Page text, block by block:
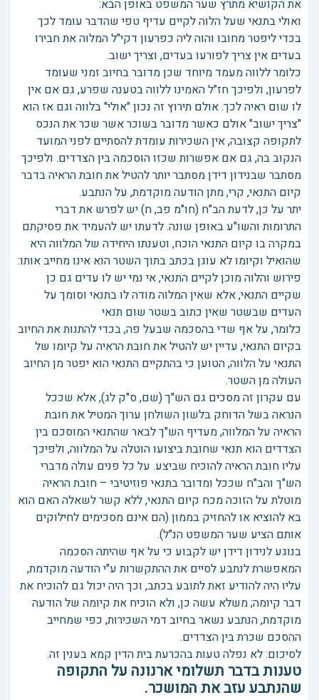
את הקושיא מתרץ שער המשפט באופן הבא:
ואולי בתנאי שעל הלוה לקיים עדיף טפי שהדבר עומד לכך
בכדי ליפטר מחובו והוה ליה כפרעון דקי"ל המלוה את חבירו
בעדים אין צריך לפורעו בעדים, וצריך ישוב.
כלומר ללווה מעמד מיוחד שכן מדובר בחיוב זמני שעומד
לפרעון, ולפיכך חז"ל האמינו ללווה בטענה שפרע, גם אם אין
לו שום ראיה לכך. אולם תירוץ זה נכון "אולי" בלווה וגם אז הוא
"צריך ישוב" אולם כאשר מדובר בשוכר אשר שכר את הנכס
לתקופה קצובה, אין השכירות עומדת להסתיים לפני המועד
הנקוב בה, גם אם אפשרות שכזו הוסכמה בין הצדדים. ולפיכך
מסתבר שבנידון דידן מסתבר יותר להטיל את חובת הראיה בדבר
קיום התנאי, קרי, מתן הודעה מוקדמת, על הנתבע.
יתר על כן, לדעת הב"ח (חו"מ פב, ח) יש לפרש את דברי
התרומות והשו"ע באופן שונה. לדעתו יש להעמיד את פסיקתם
במקרה בו קיום התנאי הוכח, וטענתו היחידה של המלווה היא
שהואיל וקיומו לא עוגן בכתב בתוך השטר הוא אינו מחייב אותו:
פירוש והלוה מוכן לקיים התנאי, אי נמי יש לו עדים גם כן
שקיים התנאי, אלא שאין המלוה מודה לו בתנאי וסומך על
העדים שבשטר שאין כתוב בשטר שום תנאי
כלומר, על אף שדי בהסכמה שבעל פה, בכדי להתנות את החיוב
בקיום התנאי, עדיין יש להטיל את חובת הראיה על קיומו של
התנאי על הלווה, הטוען כי בהתקיים התנאי הוא יפטר מן החיוב
העולה מן השטר.
עם עקרון זה מסכים גם הש"ך (שם, ס"ק לג), אלא שככל
הנראה בשל הדוחק בלשון השולחן ערוך המטיל את חובת
הראיה על המלווה, מעדיף הש"ך לבאר שהתנאי המוסכם בין
הצדדים הוא תנאי שחובת ביצועו הוטלה על המלווה, ולפיכך
עליו חובת הראיה להוכיח שביצע. על כל פנים עולה מדברי
הש"ך והב"ח שככל ומדובר בתנאי פוזיטיבי – חובת הראיה
מוטלת על הזוכה מכח קיום התנאי, ללא קשר לשאלה האם הוא
בא להוציא או להחזיק בממון (הם אינם מסכימים לחילוקים
אותם הציע שער המשפט הנ"ל).
בנוגע לנידון דידן יש לקבוע כי על אף שהיתה הסכמה
המאפשרת לנתבע לסיים את ההתקשרות ע"י הודעה מוקדמת,
עליו היה להודיע זאת לתובע בכתב, וכך היה יכול גם להוכיח את
דבר קיומה; משלא עשה כן, ולא הוכיח את קיומה של הודעה
מוקדמת, הנתבע נשאר בחיוב דמי השכירות, כפי שמחייב
ההסכם שכרת בין הצדדים.
לסיכום: לא נפלה טעות בהכרעת בית הדין קמא בענין זה.
טענות בדבר תשלומי ארנונה על התקופה
שהנתבע עזב את המושכר.